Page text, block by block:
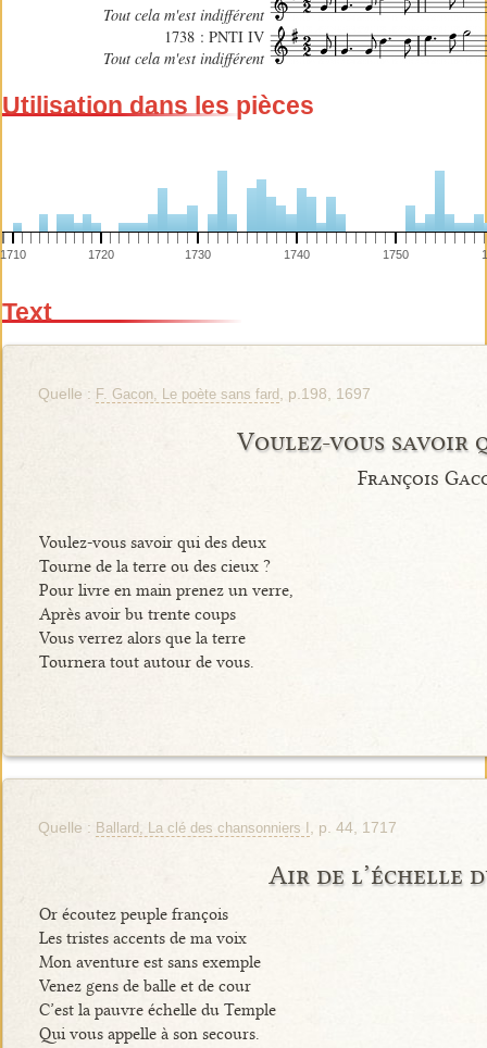
Tout cela m'est indifférent
1738 : PNTI IV
Tout cela m'est indifférent
Utilisation dans les pièces
1710 1720 1730 1740 1750
Text
Quelle : F. Gacon, Le poète sans fard , p.198, 1697
Voulez-vous savoir
François
Voulez-vous savoir qui des deux
Tourne de la terre ou des cieux ?
Pour livre en main prenez un verre,
Après avoir bu trente coups
Vous verrez alors que la terre
Tournera tout autour de vous.
Quelle : Ballard, La clé des chansonniers I , p. 44, 1717
Air de l’échelle
Or écoutez peuple françois
Les tristes accents de ma voix
Mon aventure est sans exemple
Venez gens de balle et de cour
C’est la pauvre échelle du Temple
Qui vous appelle à son secours.